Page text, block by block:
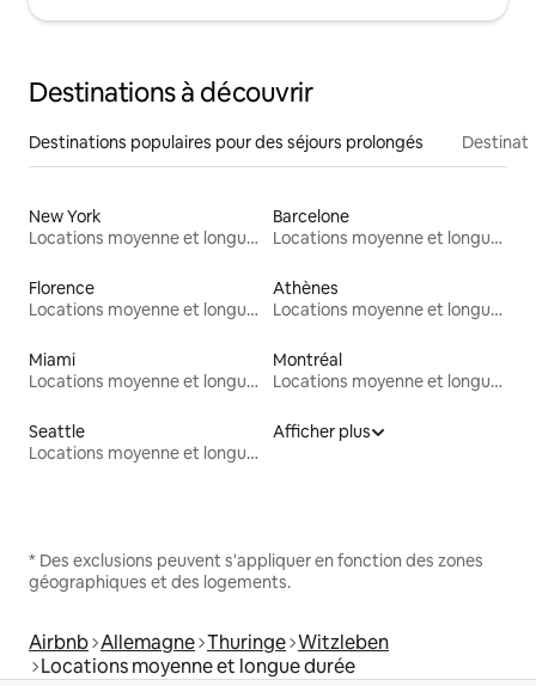
Destinations à découvrir
Destinations populaires pour des séjours prolongés
New York
Locations moyenne et longue durée
Barcelone
Locations moyenne et longue durée
Florence
Locations moyenne et longue durée
Athènes
Locations moyenne et longue durée
Miami
Locations moyenne et longue durée
Montréal
Locations moyenne et longue durée
Seattle
Locations moyenne et longue durée
Afficher plus
* Des exclusions peuvent s'appliquer en fonction des zones
géographiques et des logements.
Airbnb Allemagne Thuringe Witzleben
Locations moyenne et longue durée